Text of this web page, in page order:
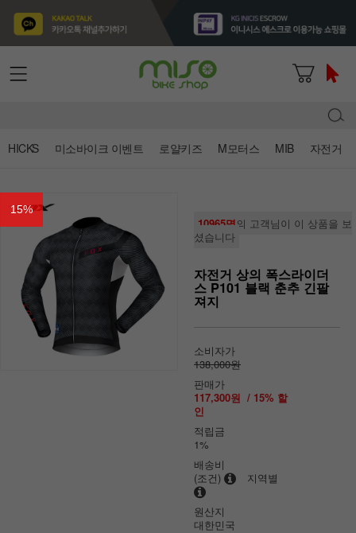
HICKS 미소바이크 이벤트 로얄키즈 M모터스 MIB 자전거
15%
10965명의 고객님이 이 상품을 보
셨습니다
자전거 상의 폭스라이더
스 P101 블랙 춘추 긴팔
져지
소비자가
138,000원
판매가
117,300원 / 15% 할
인
적립금
1%
배송비
(조건)
지역별
원산지
대한민국